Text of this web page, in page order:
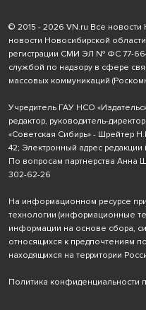
© 2015 - 2026 VN.ru Все
новости Новосибирской
регистрации СМИ ЭЛ № ФС 77-
службой по надзору в сфере
массовых коммуникаций
Учредитель ГАУ НСО
редактор, руководитель-
«Советская Сибирь» - Шрейтер
42; Электронный адрес редакции
По вопросам партнерства Анна
302-62-26
На информационном ресурсе
технологии (информационные
информации на основе сбора,
относящихся к предпочтениям
находящихся на территории
Политика конфиденциальности